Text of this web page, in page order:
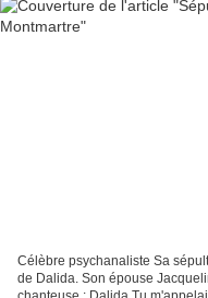
Célèbre psychanaliste Sa
de Dalida. Son épouse